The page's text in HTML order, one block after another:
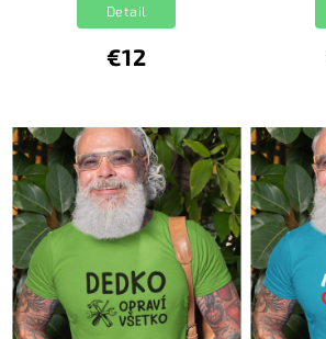
€12
Detail